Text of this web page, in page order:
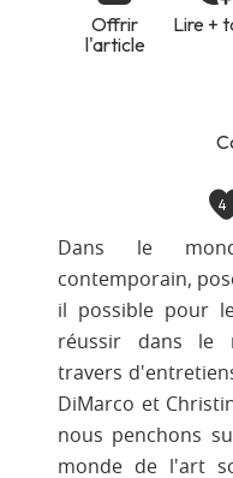
Offrir
l'article
Lire +
4
Dans le
contemporain,
il possible pour
réussir dans le
travers
DiMarco et
nous penchons
monde de l'art